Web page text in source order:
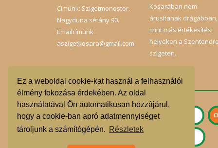
Ez a weboldal cookie-kat használ a felhasználói
élmény fokozása érdekében. Az oldal
használatával Ön automatikusan hozzájárul,
hogy a cookie-ban apró adatmennyiséget
tároljunk a számítógépén. Részletek
Címünk: Szigetmonostor,
Nagyduna sétány 90.
Emailcímünk:
aszigetkosara@gmail.com
Kosarában nem
árusítanak drágábban,
mint más értékesítési
helyeken a
szigeten.